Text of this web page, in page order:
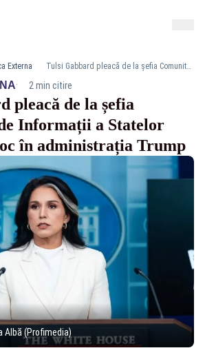
Externa Tulsi Gabbard pleacă de la șefia Comunității de Informații a Statelor Unite – nou șoc în administrația Trump
· 2 min citire
pleacă de la șefia
Informații a Statelor
în administrația Trump
Albă (Profimedia)